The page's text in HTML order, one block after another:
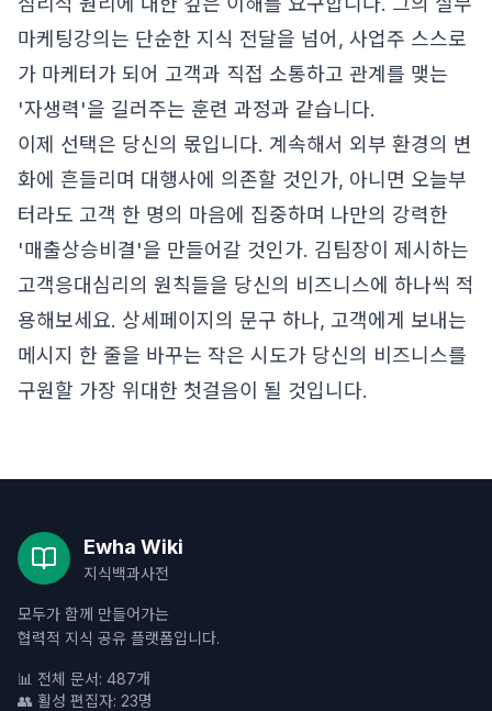
마케팅강의는 단순한 지식 전달을 넘어, 사업주 스스로
가 마케터가 되어 고객과 직접 소통하고 관계를 맺는
'자생력'을 길러주는 훈련 과정과 같습니다.
이제 선택은 당신의 몫입니다. 계속해서 외부 환경의 변
화에 흔들리며 대행사에 의존할 것인가, 아니면 오늘부
터라도 고객 한 명의 마음에 집중하며 나만의 강력한
'매출상승비결'을 만들어갈 것인가. 김팀장이 제시하는
고객응대심리의 원칙들을 당신의 비즈니스에 하나씩 적
용해보세요. 상세페이지의 문구 하나, 고객에게 보내는
메시지 한 줄을 바꾸는 작은 시도가 당신의 비즈니스를
구원할 가장 위대한 첫걸음이 될 것입니다.
Ewha Wiki
지식백과사전
모두가 함께 만들어가는
협력적 지식 공유 플랫폼입니다.
📊 전체 문서: 487개
👥 활성 편집자: 23명